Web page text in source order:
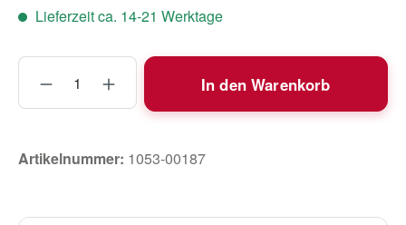
Lieferzeit ca. 14-21 Werktage
Produkt Anzahl: Gib den gewünschten
In den Warenkorb
Artikelnummer: 1053-00187